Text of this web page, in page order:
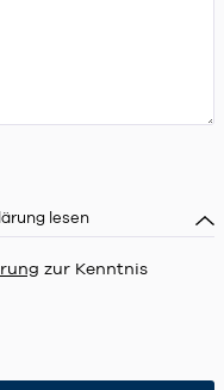
lesen
zur Kenntnis